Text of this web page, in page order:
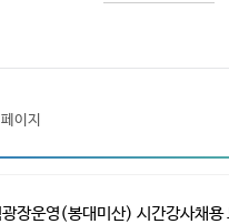
이지
장운영(봉대미산) 시간강사채용